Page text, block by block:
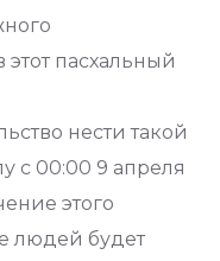
пасхальный
нести такой
с 00:00 9 апреля
этого
людей будет